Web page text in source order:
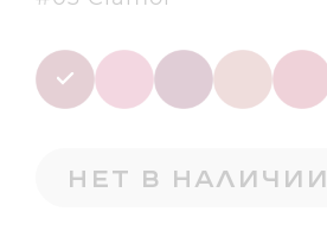
Нет в наличии